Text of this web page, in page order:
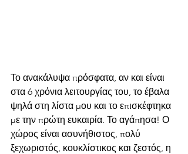
Το ανακάλυψα πρόσφατα, αν και είναι
στα 6 χρόνια λειτουργίας του, το έβαλα
ψηλά στη λίστα μου και το επισκέφτηκα
με την πρώτη ευκαιρία. Το αγάπησα! Ο
χώρος είναι ασυνήθιστος, πολύ
ξεχωριστός, κουκλίστικος και ζεστός, η